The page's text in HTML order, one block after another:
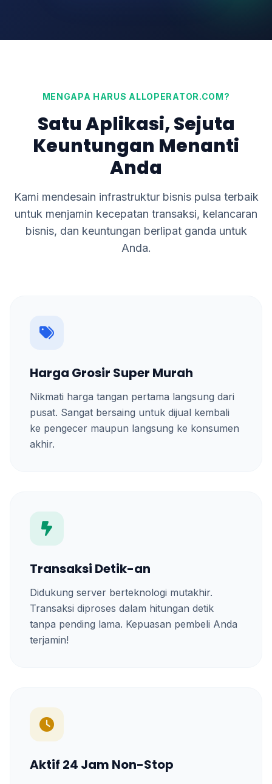
MENGAPA HARUS ALLOPERATOR.COM?
Satu Aplikasi, Sejuta
Keuntungan Menanti
Anda
Kami mendesain infrastruktur bisnis pulsa terbaik
untuk menjamin kecepatan transaksi, kelancaran
bisnis, dan keuntungan berlipat ganda untuk
Anda.
Harga Grosir Super Murah
Nikmati harga tangan pertama langsung dari
pusat. Sangat bersaing untuk dijual kembali
ke pengecer maupun langsung ke konsumen
akhir.
Transaksi Detik-an
Didukung server berteknologi mutakhir.
Transaksi diproses dalam hitungan detik
tanpa pending lama. Kepuasan pembeli Anda
terjamin!
Aktif 24 Jam Non-Stop